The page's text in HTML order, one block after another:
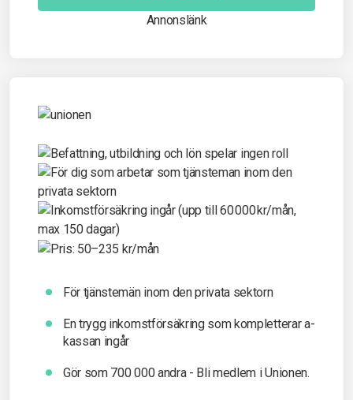
Annonslänk
För tjänstemän inom den privata sektorn
En trygg inkomst­försäkring som kompletterar a-
kassan ingår
Gör som 700 000 andra - Bli medlem i Unionen.